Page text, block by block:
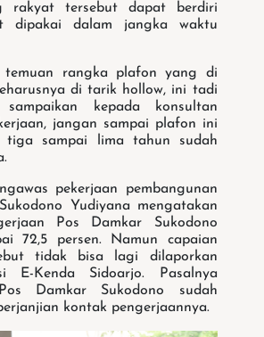
rakyat tersebut dapat berdiri
dipakai dalam jangka waktu
rangka plafon yang di
di tarik hollow, ini tadi
kepada konsultan
jangan sampai plafon ini
tiga sampai lima tahun sudah
pekerjaan pembangunan
Yudiyana mengatakan
Pos Damkar Sukodono
72,5 persen. Namun capaian
tidak bisa lagi dilaporkan
E-Kenda Sidoarjo. Pasalnya
Damkar Sukodono sudah
kontak pengerjaannya.